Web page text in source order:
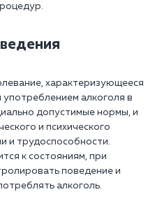
характеризующееся
алкоголя в
допустимые нормы, и
и психического
и трудоспособности.
к состояниям, при
поведение и
алкоголь.